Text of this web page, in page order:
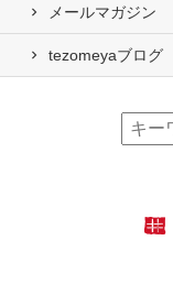
メールマガジン
tezomeyaブログ